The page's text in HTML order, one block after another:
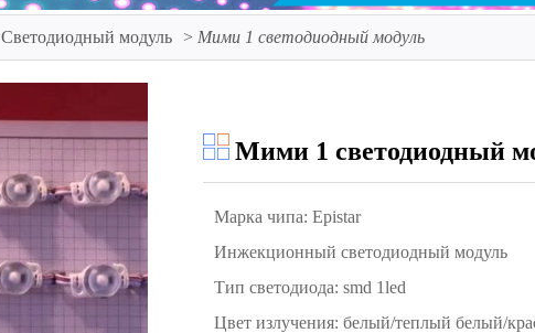
Светодиодный модуль Мими 1 светодиодный модуль
Мими 1 светодиодный
Марка чипа: Epistar
Инжекционный светодиодный модуль
Тип светодиода: smd 1led
Цвет излучения: белый/теплый белый/